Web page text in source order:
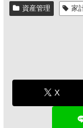
資産管理 家
X